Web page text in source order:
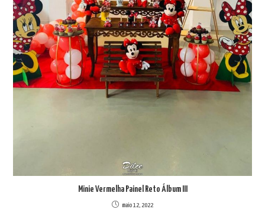
Minie Vermelha Painel Reto Álbum III
maio 12, 2022